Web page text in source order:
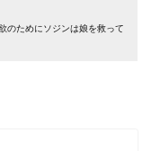
のためにソジンは娘を救って